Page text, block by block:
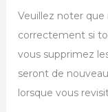
Veuillez noter
correctement si
vous supprimez
seront de
lorsque vous